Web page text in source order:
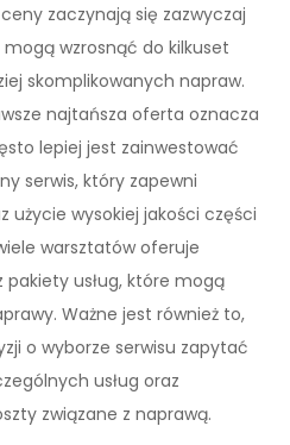
zaczynają się zazwyczaj
wzrosnąć do kilkuset
skomplikowanych napraw.
najtańsza oferta oznacza
lepiej jest zainwestować
serwis, który zapewni
użycie wysokiej jakości części
warsztatów oferuje
usług, które mogą
Ważne jest również to,
o wyborze serwisu zapytać
usług oraz
związane z naprawą.